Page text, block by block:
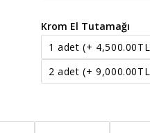
Krom El Tutamağı
1 adet (+
2 adet (+